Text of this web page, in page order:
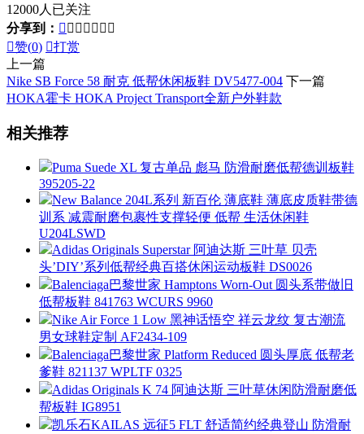
12000人已关注
分享到：       
赞(0) 打赏
上一篇
Nike SB Force 58 耐克 低帮休闲板鞋 DV5477-004 下一篇
HOKA霍卡 HOKA Project Transport全新户外鞋款
相关推荐
Puma Suede XL 复古单品 彪马 防滑耐磨低帮德训板鞋
395205-22
New Balance 204L系列 新百伦 薄底鞋 薄底皮质鞋带德
训系 减震耐磨包裹性支撑轻便 低帮 生活休闲鞋
U204LSWD
Adidas Originals Superstar 阿迪达斯 三叶草 贝壳
头’DIY’系列低帮经典百搭休闲运动板鞋 DS0026
Balenciaga巴黎世家 Hamptons Worn-Out 圆头系带做旧
低帮板鞋 841763 WCURS 9960
Nike Air Force 1 Low 黑神话悟空 祥云龙纹 复古潮流
男女球鞋定制 AF2434-109
Balenciaga巴黎世家 Platform Reduced 圆头厚底 低帮老
爹鞋 821137 WPLTF 0325
Adidas Originals K 74 阿迪达斯 三叶草休闲防滑耐磨低
帮板鞋 IG8951
凯乐石KAILAS 远征5 FLT 舒适简约经典登山 防滑耐